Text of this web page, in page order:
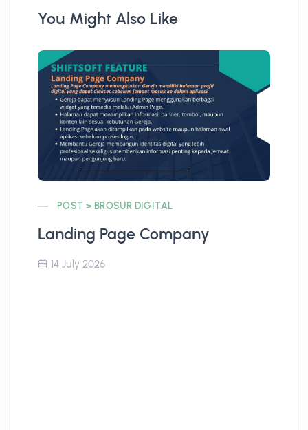
You Might Also Like
POST > BROSUR DIGITAL
Landing Page Company
14 July 2026